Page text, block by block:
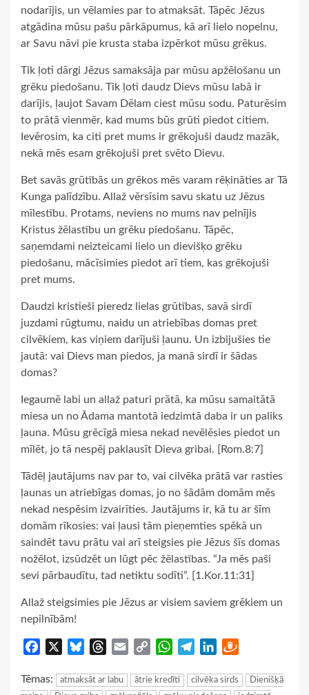
nodarījis, un vēlamies par to atmaksāt. Tāpēc Jēzus
atgādina mūsu pašu pārkāpumus, kā arī lielo nopelnu,
ar Savu nāvi pie krusta staba izpērkot mūsu grēkus.
Tik ļoti dārgi Jēzus samaksāja par mūsu apžēlošanu un
grēku piedošanu. Tik ļoti daudz Dievs mūsu labā ir
darījis, ļaujot Savam Dēlam ciest mūsu sodu. Paturēsim
to prātā vienmēr, kad mums būs grūti piedot citiem.
Ievērosim, ka citi pret mums ir grēkojuši daudz mazāk,
nekā mēs esam grēkojuši pret svēto Dievu.
Bet savās grūtībās un grēkos mēs varam rēķināties ar Tā
Kunga palīdzību. Allaž vērsīsim savu skatu uz Jēzus
mīlestību. Protams, neviens no mums nav pelnījis
Kristus žēlastību un grēku piedošanu. Tāpēc,
saņemdami neizteicami lielo un dievišķo grēku
piedošanu, mācīsimies piedot arī tiem, kas grēkojuši
pret mums.
Daudzi kristieši pieredz lielas grūtības, savā sirdī
juzdami rūgtumu, naidu un atriebības domas pret
cilvēkiem, kas viņiem darījuši ļaunu. Un izbijušies tie
jautā: vai Dievs man piedos, ja manā sirdī ir šādas
domas?
Iegaumē labi un allaž paturi prātā, ka mūsu samaitātā
miesa un no Ādama mantotā iedzimtā daba ir un paliks
ļauna. Mūsu grēcīgā miesa nekad nevēlēsies piedot un
mīlēt, jo tā nespēj paklausīt Dieva gribai. [Rom.8:7]
Tādēļ jautājums nav par to, vai cilvēka prātā var rasties
ļaunas un atriebīgas domas, jo no šādām domām mēs
nekad nespēsim izvairīties. Jautājums ir, kā tu ar šīm
domām rīkosies: vai ļausi tām pieņemties spēkā un
saindēt tavu prātu vai arī steigsies pie Jēzus šīs domas
nožēlot, izsūdzēt un lūgt pēc žēlastības. “Ja mēs paši
sevi pārbaudītu, tad netiktu sodīti”. [1.Kor.11:31]
Allaž steigsimies pie Jēzus ar visiem saviem grēkiem un
nepilnībām!
Facebook BlueskyThreads
Email
Copy
WhatsApp
TelegramLinkedIn
Tēmas: atmaksāt ar labu ātrie kredīti cilvēka sirds
Dienišķā